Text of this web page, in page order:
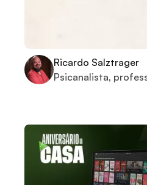
Ricardo Salztrager
Psicanalista,